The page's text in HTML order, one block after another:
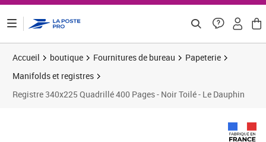
Accueil boutique Fournitures de bureau
Papeterie
Manifolds et registres
Registre 340x225 Quadrillé 400 Pages - Noir Toilé - Le Dauphin